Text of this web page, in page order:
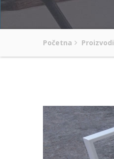
Početna Proizvodi